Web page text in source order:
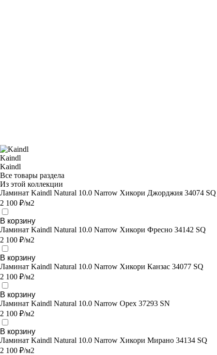
Kaindl
Kaindl
Все товары раздела
Из этой коллекции
Ламинат Kaindl Natural 10.0 Narrow Хикори Джорджия 34074 SQ
2 100 ₽/м2
В корзину
Ламинат Kaindl Natural 10.0 Narrow Хикори Фресно 34142 SQ
2 100 ₽/м2
В корзину
Ламинат Kaindl Natural 10.0 Narrow Хикори Канзас 34077 SQ
2 100 ₽/м2
В корзину
Ламинат Kaindl Natural 10.0 Narrow Орех 37293 SN
2 100 ₽/м2
В корзину
Ламинат Kaindl Natural 10.0 Narrow Хикори Мирано 34134 SQ
2 100 ₽/м2